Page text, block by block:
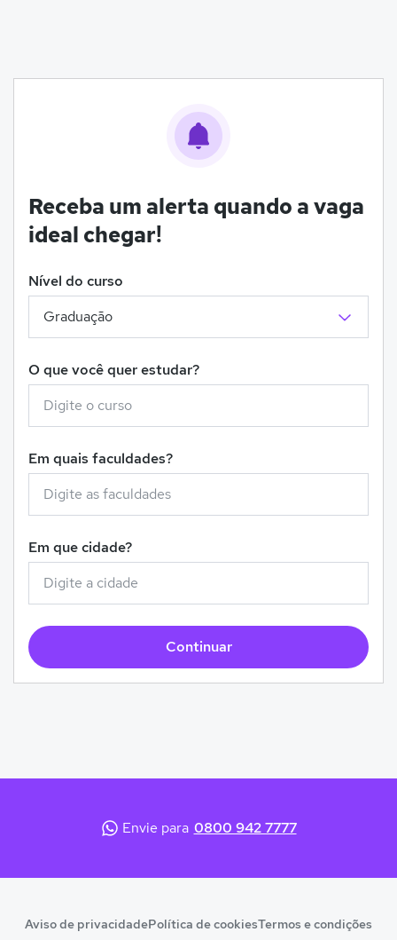
Receba um alerta quando a vaga
ideal chegar!
Nível do curso
O que você quer estudar?
Em quais faculdades?
Em que cidade?
Continuar
Envie para 0800 942 7777
Aviso de privacidadePolítica de cookiesTermos e condições